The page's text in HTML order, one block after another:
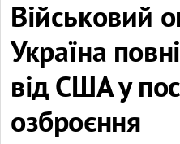
Військовий
Україна
від США у
озброєння